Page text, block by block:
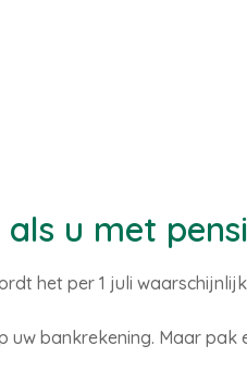
als u met
het per 1 juli
uw bankrekening. Maar